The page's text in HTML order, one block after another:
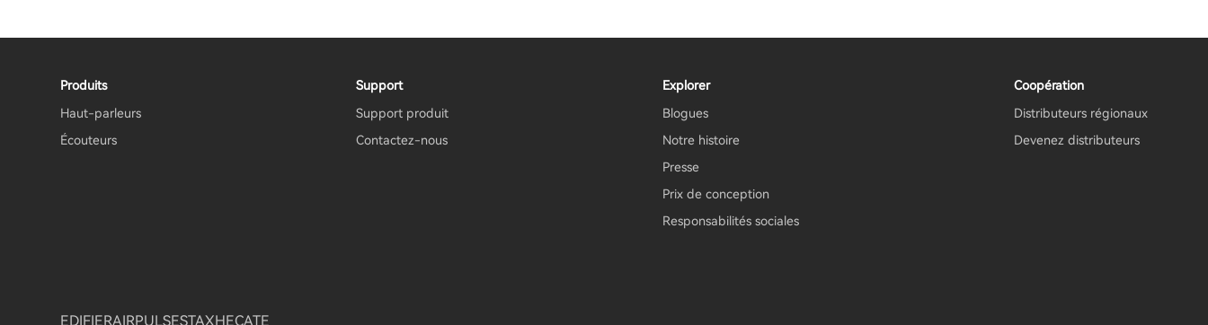
Produits
Haut-parleurs
Écouteurs
Support
Support produit
Contactez-nous
Explorer
Blogues
Notre histoire
Presse
Prix ​​de conception
Responsabilités sociales
Coopération
Distributeurs régionaux
Devenez distributeurs
EDIFIERAIRPULSESTAXHECATE